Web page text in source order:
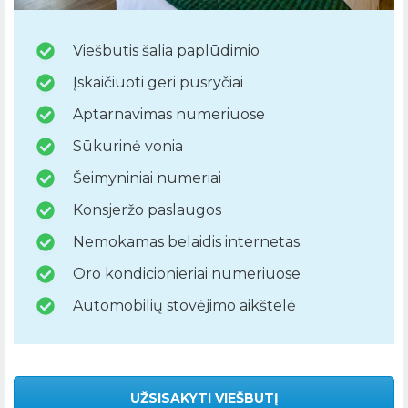
Viešbutis šalia paplūdimio
Įskaičiuoti geri pusryčiai
Aptarnavimas numeriuose
Sūkurinė vonia
Šeimyniniai numeriai
Konsjeržo paslaugos
Nemokamas belaidis internetas
Oro kondicionieriai numeriuose
Automobilių stovėjimo aikštelė
UŽSISAKYTI VIEŠBUTĮ